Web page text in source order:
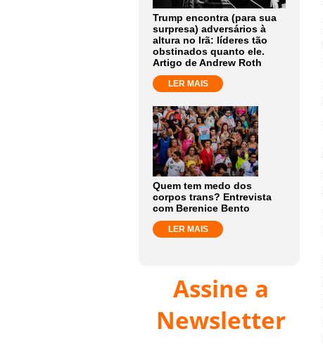
Trump encontra (para sua
surpresa) adversários à
altura no Irã: líderes tão
obstinados quanto ele.
Artigo de Andrew Roth
LER MAIS
Quem tem medo dos
corpos trans? Entrevista
com Berenice Bento
LER MAIS
Assine a
Newsletter